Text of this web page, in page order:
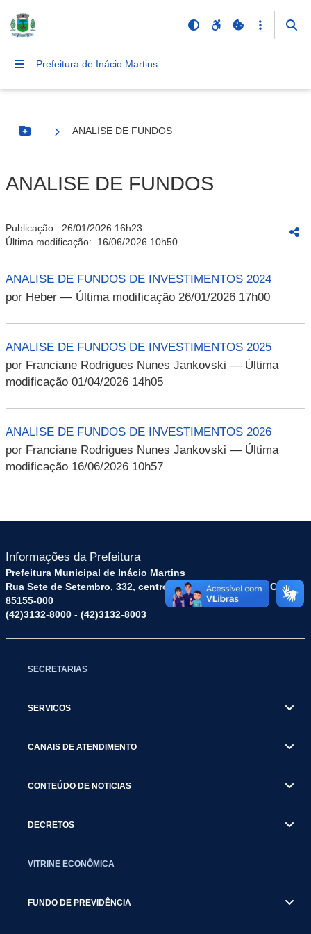
Prefeitura de Inácio Martins
Botão Menu
ANALISE DE FUNDOS
ANALISE DE FUNDOS
Publicação: 26/01/2026 16h23
Última modificação: 16/06/2026 10h50
ANALISE DE FUNDOS DE INVESTIMENTOS 2024
por Heber — Última modificação 26/01/2026 17h00
ANALISE DE FUNDOS DE INVESTIMENTOS 2025
por Franciane Rodrigues Nunes Jankovski — Última
modificação 01/04/2026 14h05
ANALISE DE FUNDOS DE INVESTIMENTOS 2026
por Franciane Rodrigues Nunes Jankovski — Última
modificação 16/06/2026 10h57
Informações da Prefeitura
Prefeitura Municipal de Inácio Martins
Rua Sete de Setembro, 332, centro - Inácio Martins/PR - CEP
85155-000
(42)3132-8000 - (42)3132-8003
SECRETARIAS
SERVIÇOS
CANAIS DE ATENDIMENTO
CONTEÚDO DE NOTICIAS
DECRETOS
VITRINE ECONÔMICA
FUNDO DE PREVIDÊNCIA